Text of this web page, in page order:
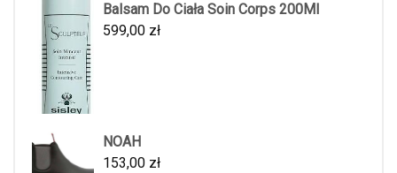
Balsam Do Ciała Soin Corps 200Ml
599,00 zł
NOAH
153,00 zł